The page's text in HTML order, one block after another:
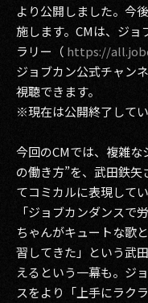
PRIVACY POLICY
より公開しました。今
施します。CMは、ジョ
ラリー（ https://
ジョブカン公式チャン
視聴できます。
※現在は公開終了してい
今回のCMでは、複雑
の働き方”を、武田鉄
てコミカルに表現してい
「ジョブカンダンスで
ちゃんがキュートな歌
習してきた」という武
えるという一幕も。ジ
スをより「上手にラク